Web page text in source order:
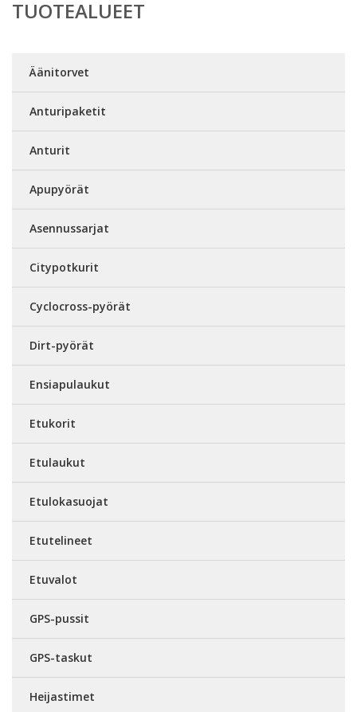
TUOTEALUEET
Äänitorvet
Anturipaketit
Anturit
Apupyörät
Asennussarjat
Citypotkurit
Cyclocross-pyörät
Dirt-pyörät
Ensiapulaukut
Etukorit
Etulaukut
Etulokasuojat
Etutelineet
Etuvalot
GPS-pussit
GPS-taskut
Heijastimet